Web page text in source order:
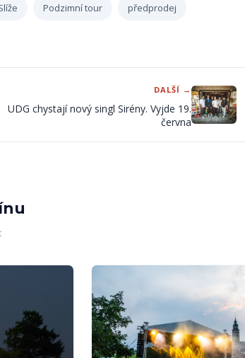
Podzimní tour předprodej
DALŠÍ →
UDG chystají nový singl Sirény. Vyjde 19.
června